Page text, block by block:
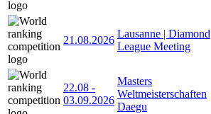
21.08.2026
Lausanne | Diamond
League Meeting
22.08 -
03.09.2026
Masters
Weltmeisterschaften
Daegu